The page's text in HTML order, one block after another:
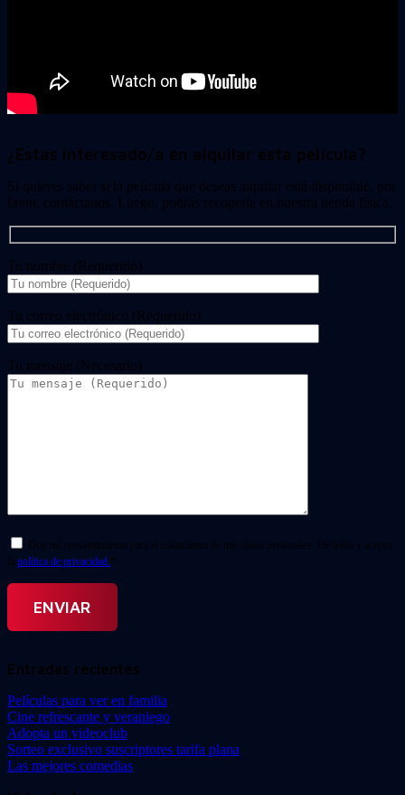
¿Estas interesado/a en alquilar esta película?
Si quieres saber si la película que deseas alquilar está disponible, por
favor, contáctanos. Luego, podrás recogerla en nuestra tienda física.
Tu nombre (Requerido)
Tu correo electrónico (Requerido)
Tu mensaje (Necesario)
Doy mi consentimiento para el tratamiento de mis datos personales. He leído y acepto
la política de privacidad. *
Entradas recientes
Películas para ver en familia
Cine refrescante y veraniego
Adopta un videoclub
Sorteo exclusivo suscriptores tarifa plana
Las mejores comedias